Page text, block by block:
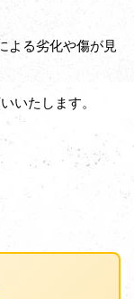
よる劣化や傷が見
いたします。